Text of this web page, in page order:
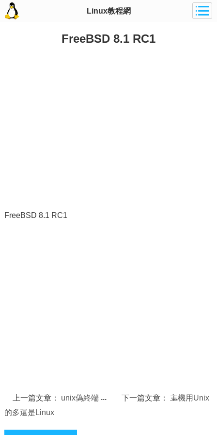
Linux教程網
FreeBSD 8.1 RC1
FreeBSD 8.1 RC1
上一篇文章： unix偽終端 下一篇文章： 主機用Unix
的多還是Linux